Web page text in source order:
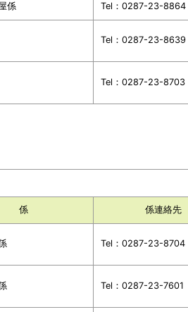
係 Tel：0287-23-8864
Tel：0287-23-8639
Tel：0287-23-8703
係 係連絡先
Tel：0287-23-8704
Tel：0287-23-7601